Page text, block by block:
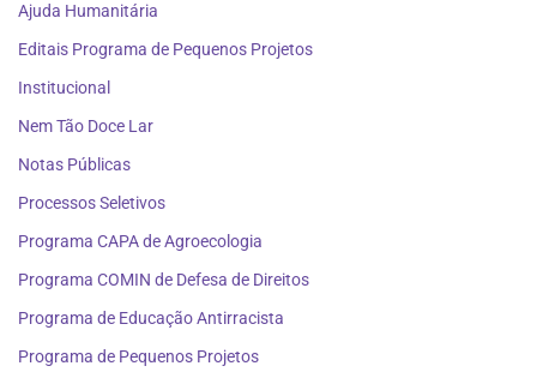
Ajuda Humanitária
Editais Programa de Pequenos Projetos
Institucional
Nem Tão Doce Lar
Notas Públicas
Processos Seletivos
Programa CAPA de Agroecologia
Programa COMIN de Defesa de Direitos
Programa de Educação Antirracista
Programa de Pequenos Projetos